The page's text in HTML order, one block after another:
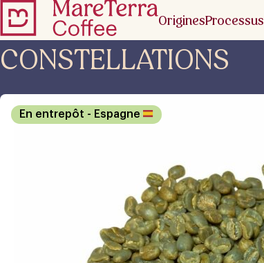
OriginesProcessus
CONSTELLATIONS
En entrepôt - Espagne